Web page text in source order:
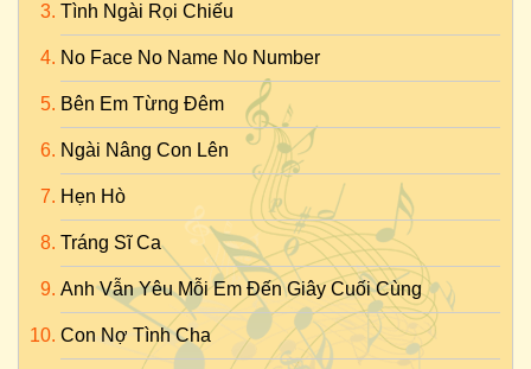
Tình Ngài Rọi Chiếu
No Face No Name No Number
Bên Em Từng Đêm
Ngài Nâng Con Lên
Hẹn Hò
Tráng Sĩ Ca
Anh Vẫn Yêu Mỗi Em Đến Giây Cuối Cùng
Con Nợ Tình Cha